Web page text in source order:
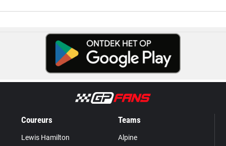
Coureurs
Lewis Hamilton
Teams
Alpine